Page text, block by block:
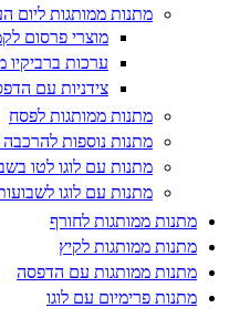
מתנות ממותגות ליום
מוצרי פרסום
ערכות ברביקיו
צידניות עם
מתנות ממותגות לפסח
מתנות נוספות להרכבה
מתנות עם לוגו לטו בשבט
מתנות עם לוגו לשבועות
מתנות ממותגות לחורף
מתנות ממותגות לקיץ
מתנות ממותגות עם הדפסה
מתנות פרימיום עם לוגו